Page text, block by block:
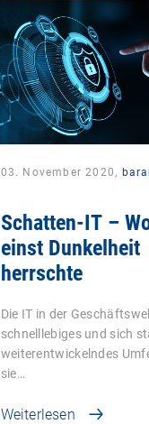
03. November 2020,
Schatten-IT –
einst Dunkelheit
herrschte
Die IT in der
schnelllebiges und sich
weiterentwickelndes
sie…
Weiterlesen